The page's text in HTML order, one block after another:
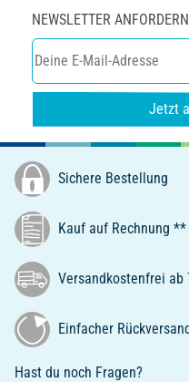
NEWSLETTER
Jetzt
Sichere Bestellung
Kauf auf Rechnung **
Versandkostenfrei ab
Einfacher
Hast du noch Fragen?